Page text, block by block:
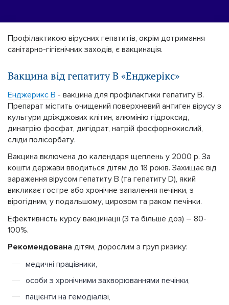
Профілактикою вірусних гепатитів, окрім дотримання
санітарно-гігієнічних заходів, є вакцинація.
Вакцина від гепатиту В «Енджерікс»
Енджерикс В - вакцина для профілактики гепатиту В.
Препарат містить очищений поверхневий антиген вірусу з
культури дріжджових клітин, алюмінію гідроксид,
динатрію фосфат, дигідрат, натрій фосфорнокислий,
сліди полісорбату.
Вакцина включена до календаря щеплень у 2000 р. За
кошти держави вводиться дітям до 18 років. Захищає від
зараження вірусом гепатиту В (та гепатиту D), який
викликає гостре або хронічне запалення печінки, з
вірогідним, у подальшому, цирозом та раком печінки.
Ефективність курсу вакцинації (3 та більше доз) – 80-
100%.
Рекомендована дітям, дорослим з груп ризику:
медичні працівники,
особи з хронічними захворюваннями печінки,
пацієнти на гемодіалізі,